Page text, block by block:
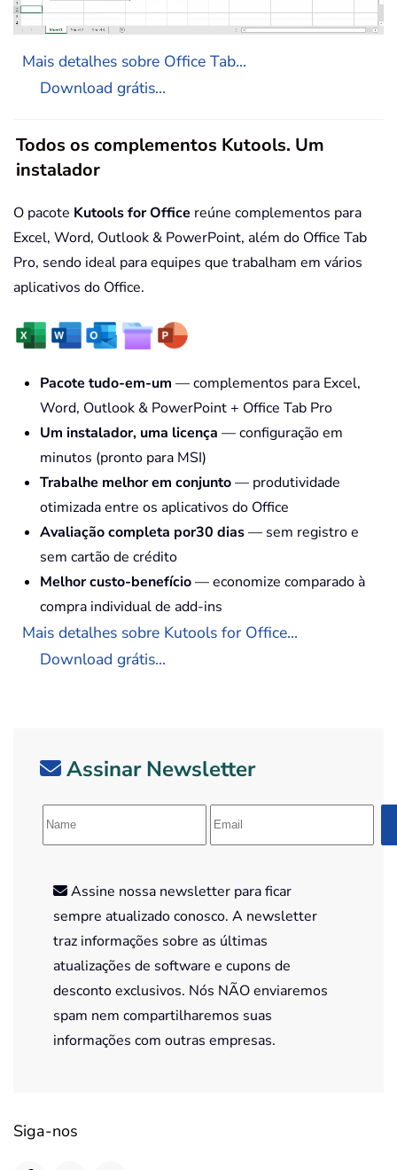
Mais detalhes sobre Office Tab...
Download grátis...
Todos os complementos Kutools. Um
instalador
O pacote Kutools for Office reúne complementos para
Excel, Word, Outlook & PowerPoint, além do Office Tab
Pro, sendo ideal para equipes que trabalham em vários
aplicativos do Office.
Pacote tudo-em-um — complementos para Excel,
Word, Outlook & PowerPoint + Office Tab Pro
Um instalador, uma licença — configuração em
minutos (pronto para MSI)
Trabalhe melhor em conjunto— produtividade
otimizada entre os aplicativos do Office
Avaliação completa por30 dias— sem registro e
sem cartão de crédito
Melhor custo-benefício— economize comparado à
compra individual de add-ins
Mais detalhes sobre Kutools for Office...
Download grátis...
Assinar Newsletter
Assine nossa newsletter para ficar
sempre atualizado conosco. A newsletter
traz informações sobre as últimas
atualizações de software e cupons de
desconto exclusivos. Nós NÃO enviaremos
spam nem compartilharemos suas
informações com outras empresas.
Siga-nos